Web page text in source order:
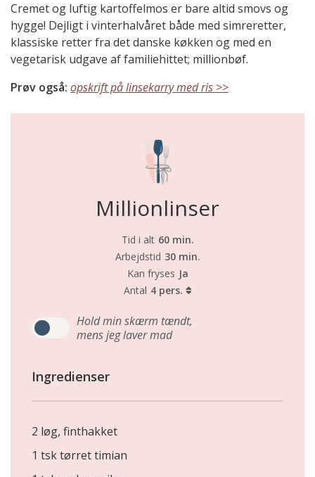
Cremet og luftig kartoffelmos er bare altid smovs og
hygge! Dejligt i vinterhalvåret både med simreretter,
klassiske retter fra det danske køkken og med en
vegetarisk udgave af familiehittet; millionbøf.
Prøv også: opskrift på linsekarry med ris >>
Millionlinser
Tid i alt 60 min.
Arbejdstid 30 min.
Kan fryses Ja
Antal 4 pers.
Hold min skærm tændt,
mens jeg laver mad
Ingredienser
2 løg, finthakket
1 tsk tørret timian